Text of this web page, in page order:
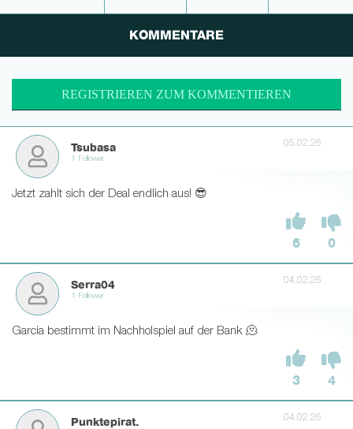
KOMMENTARE
REGISTRIEREN ZUM KOMMENTIEREN
Tsubasa
1 Follower
05.02.26
Jetzt zahlt sich der Deal endlich aus! 😎
6 0
Serra04
1 Follower
04.02.26
Garcia bestimmt im Nachholspiel auf der Bank 🫠
3 4
Punktepirat. 04.02.26